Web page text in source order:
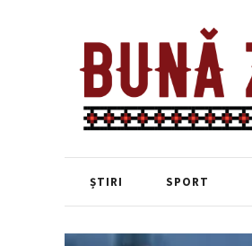
ȘTIRI SPORT